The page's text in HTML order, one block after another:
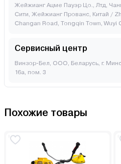
Жейжианг Ацме Пауэр Цо., Лтд,
Сити, Жейжианг Прованс, Китай /
Changan Road, Tongqin Town, Wuyi
Сервисный центр
Винзор-Бел, ООО, Беларусь, г.
16а, пом. 3
Похожие товары